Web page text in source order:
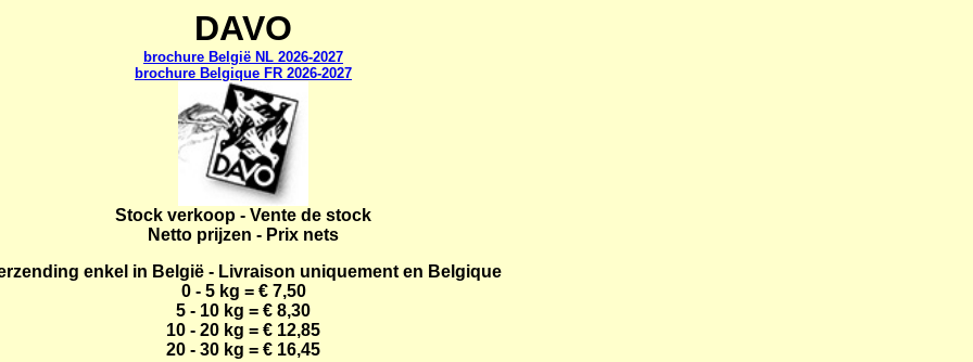
DAVO
brochure België NL 2026-2027
brochure Belgique FR 2026-2027
Stock verkoop - Vente de stock
Netto prijzen - Prix nets
enkel in België - Livraison uniquement en Belgique
0 - 5 kg = € 7,50
5 - 10 kg = € 8,30
10 - 20 kg = € 12,85
20 - 30 kg = € 16,45